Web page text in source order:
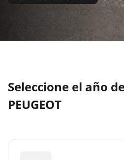
Seleccione el año
PEUGEOT